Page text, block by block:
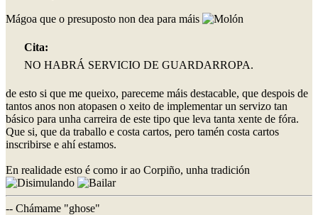
Mágoa que o presuposto non dea para máis
Cita:
NO HABRÁ SERVICIO DE GUARDARROPA.
de esto si que me queixo, pareceme máis destacable, que despois de
tantos anos non atopasen o xeito de implementar un servizo tan
básico para unha carreira de este tipo que leva tanta xente de fóra.
Que si, que da traballo e costa cartos, pero tamén costa cartos
inscribirse e ahí estamos.
En realidade esto é como ir ao Corpiño, unha tradición
-- Chámame "ghose"